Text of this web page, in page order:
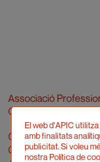
Associació
Catalunya
Carrer Londres, 96,
08036 Barcelona
El web d'APIC
amb finalitats
publicitat. Si voleu
nostra Política de